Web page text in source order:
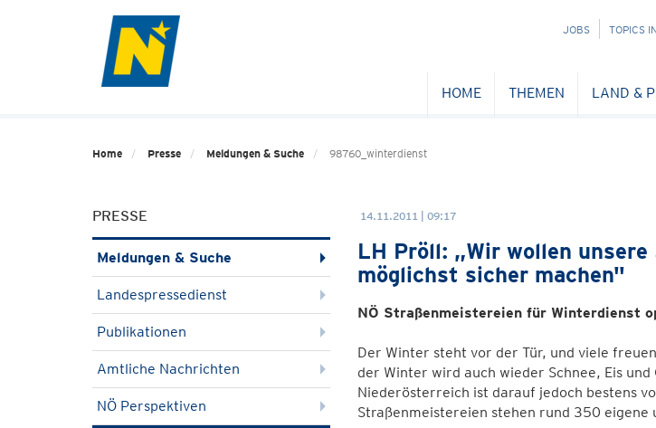
NAVIGATION
JOBS TOPICS
HOME THEMEN LAND &
Home Presse Meldungen & Suche 98760_winterdienst
PRESSE
Meldungen & Suche
Landespressedienst
Publikationen
Amtliche Nachrichten
NÖ Perspektiven
14.11.2011 | 09:17
LH Pröll: „Wir wollen
möglichst sicher machen"
NÖ Straßenmeistereien für Winterdienst
Der Winter steht vor der Tür, und viele
der Winter wird auch wieder Schnee, Eis
Niederösterreich ist darauf jedoch bestens
Straßenmeistereien stehen rund 350